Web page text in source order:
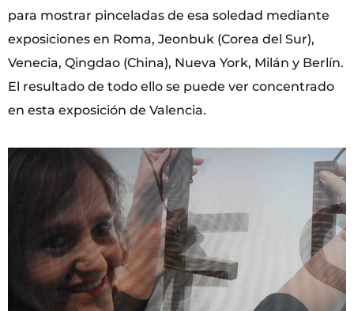
para mostrar pinceladas de esa soledad mediante
exposiciones en Roma, Jeonbuk (Corea del Sur),
Venecia, Qingdao (China), Nueva York, Milán y Berlín.
El resultado de todo ello se puede ver concentrado
en esta exposición de Valencia.